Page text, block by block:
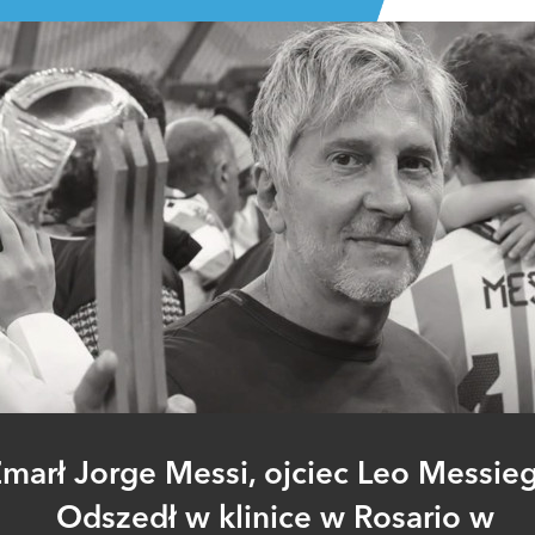
Jorge Messi, ojciec Leo
Odszedł w klinice w Rosario w